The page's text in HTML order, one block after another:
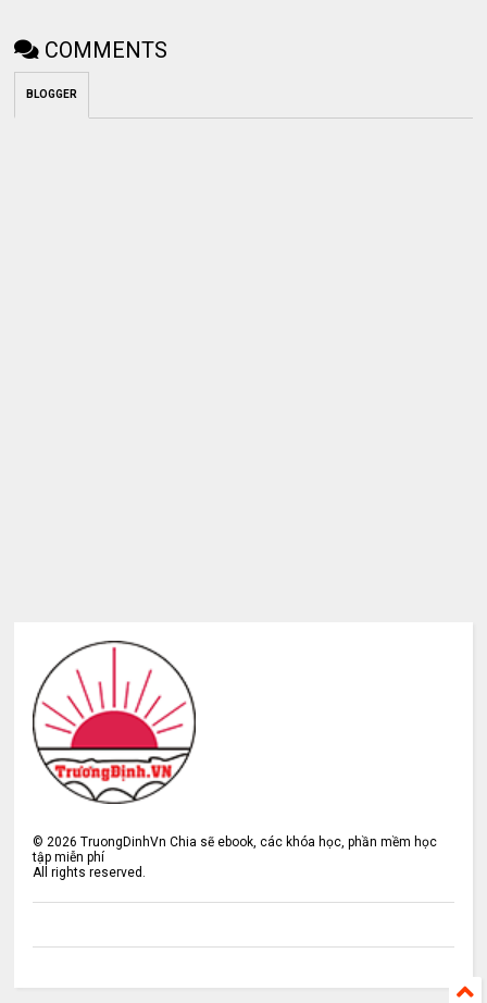
COMMENTS
BLOGGER
©2026 TruongDinhVn Chia sẽ ebook, các khóa học, phần mềm học
tập miễn phí
All rights reserved.